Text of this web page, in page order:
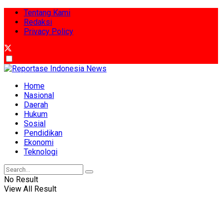
Tentang Kami
Redaksi
Privacy Policy
Home
Nasional
Daerah
Hukum
Sosial
Pendidikan
Ekonomi
Teknologi
No Result
View All Result